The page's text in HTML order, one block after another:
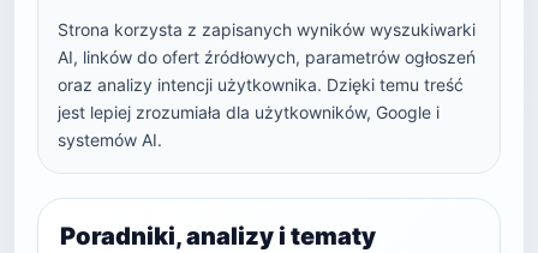
Strona korzysta z zapisanych wyników wyszukiwarki
AI, linków do ofert źródłowych, parametrów ogłoszeń
oraz analizy intencji użytkownika. Dzięki temu treść
jest lepiej zrozumiała dla użytkowników, Google i
systemów AI.
Poradniki, analizy i tematy